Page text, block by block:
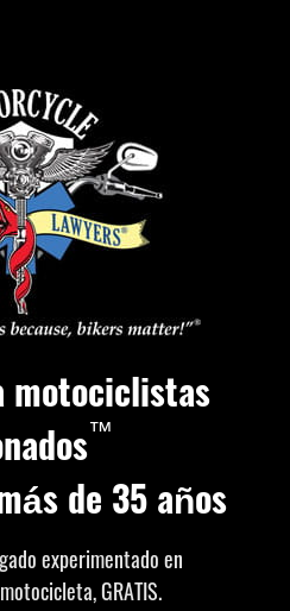
motociclistas
™
de 35 años
experimentado en
GRATIS.